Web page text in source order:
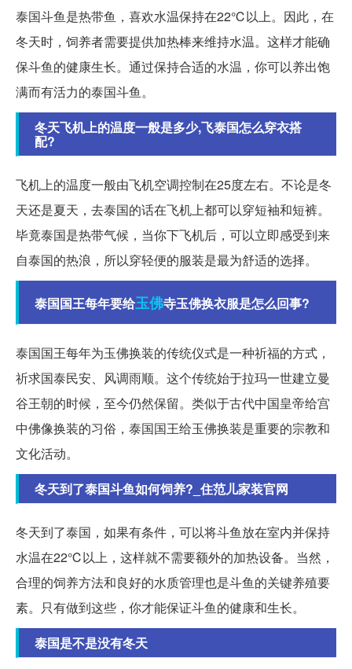
泰国斗鱼是热带鱼，喜欢水温保持在22℃以上。因此，在
冬天时，饲养者需要提供加热棒来维持水温。这样才能确
保斗鱼的健康生长。通过保持合适的水温，你可以养出饱
满而有活力的泰国斗鱼。
冬天飞机上的温度一般是多少,飞泰国怎么穿衣搭
配?
飞机上的温度一般由飞机空调控制在25度左右。不论是冬
天还是夏天，去泰国的话在飞机上都可以穿短袖和短裤。
毕竟泰国是热带气候，当你下飞机后，可以立即感受到来
自泰国的热浪，所以穿轻便的服装是最为舒适的选择。
泰国国王每年要给玉佛寺玉佛换衣服是怎么回事?
泰国国王每年为玉佛换装的传统仪式是一种祈福的方式，
祈求国泰民安、风调雨顺。这个传统始于拉玛一世建立曼
谷王朝的时候，至今仍然保留。类似于古代中国皇帝给宫
中佛像换装的习俗，泰国国王给玉佛换装是重要的宗教和
文化活动。
冬天到了泰国斗鱼如何饲养?_住范儿家装官网
冬天到了泰国，如果有条件，可以将斗鱼放在室内并保持
水温在22℃以上，这样就不需要额外的加热设备。当然，
合理的饲养方法和良好的水质管理也是斗鱼的关键养殖要
素。只有做到这些，你才能保证斗鱼的健康和生长。
泰国是不是没有冬天